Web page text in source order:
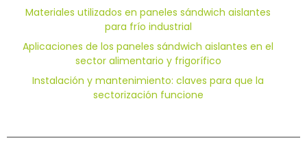
Materiales utilizados en paneles sándwich aislantes
para frío industrial
Aplicaciones de los paneles sándwich aislantes en el
sector alimentario y frigorífico
Instalación y mantenimiento: claves para que la
sectorización funcione